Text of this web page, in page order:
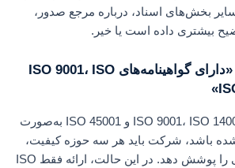
سایر بخش‌های اسناد، درباره مرجع صدور،
بیشتری داده است یا خیر.
وقتی نوشته شده «دارای گواهینامه‌های ISO 9001، ISO
اگر سه استاندارد ISO 9001، ISO 14001 و ISO 45001 به‌صورت
باشد، شرکت باید هر سه حوزه کیفیت،
محیط‌زیست و ایمنی را پوشش دهد. در این حالت، ارائه فقط ISO